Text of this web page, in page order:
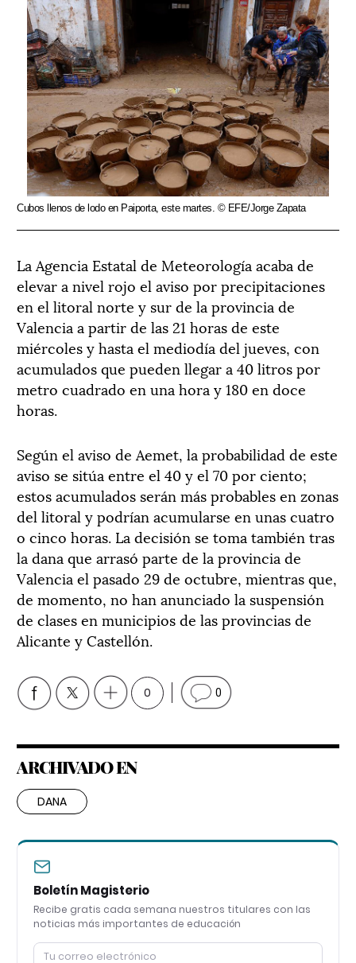
Cubos llenos de lodo en Paiporta, este martes. © EFE/Jorge Zapata
La Agencia Estatal de Meteorología acaba de
elevar a nivel rojo el aviso por precipitaciones
en el litoral norte y sur de la provincia de
Valencia a partir de las 21 horas de este
miércoles y hasta el mediodía del jueves, con
acumulados que pueden llegar a 40 litros por
metro cuadrado en una hora y 180 en doce
horas.
Según el aviso de Aemet, la probabilidad de este
aviso se sitúa entre el 40 y el 70 por ciento;
estos acumulados serán más probables en zonas
del litoral y podrían acumularse en unas cuatro
o cinco horas. La decisión se toma también tras
la dana que arrasó parte de la provincia de
Valencia el pasado 29 de octubre, mientras que,
de momento, no han anunciado la suspensión
de clases en municipios de las provincias de
Alicante y Castellón.
0 0
ARCHIVADO EN
DANA
Boletín Magisterio
Recibe gratis cada semana nuestros titulares con las
noticias más importantes de educación